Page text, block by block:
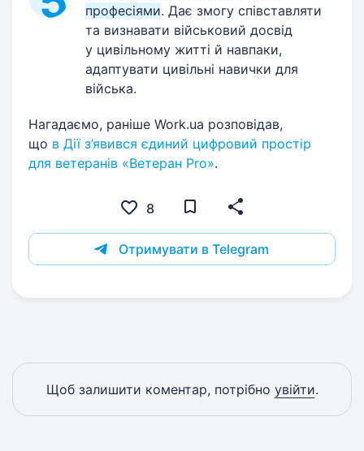
професіями. Дає змогу співставляти
та визнавати військовий досвід
у цивільному житті й навпаки,
адаптувати цивільні навички для
війська.
Нагадаємо, раніше Work.ua розповідав,
що в Дії з’явився єдиний цифровий простір
для ветеранів «Ветеран Pro».
8
Отримувати в Telegram
Щоб залишити коментар, потрібно увійти.